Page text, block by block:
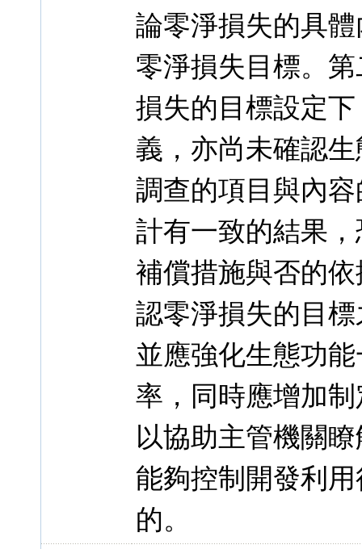
論零淨損失的具
零淨損失目標。
損失的目標設定
義，亦尚未確認
調查的項目與內
計有一致的結果
補償措施與否的
認零淨損失的目
並應強化生態功
率，同時應增加
以協助主管機關
能夠控制開發利
的。